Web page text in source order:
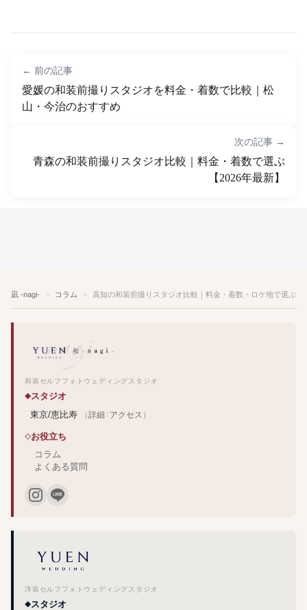
← 前の記事
愛媛の和装前撮りスタジオを料金・着数で比較｜松
山・今治のおすすめ
次の記事 →
青森の和装前撮りスタジオ比較｜料金・着数で選ぶ
【2026年最新】
凪 -nagi- コラム 高知の和装前撮りスタジオ比較｜料金・着数・ロケ地で選ぶ【
和装セルフフォトウェディングスタジオ
スタジオ
東京/恵比寿
（詳細 / アクセス ）
お役立ち
コラム
よくある質問
洋装セルフフォトウェディングスタジオ
スタジオ